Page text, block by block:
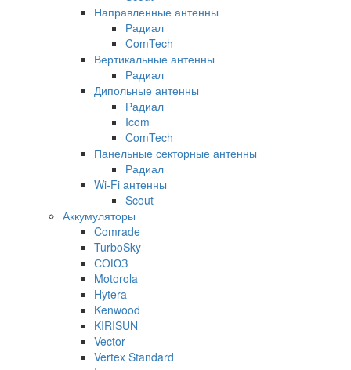
Направленные антенны
Радиал
ComTech
Вертикальные антенны
Радиал
Дипольные антенны
Радиал
Icom
ComTech
Панельные секторные антенны
Радиал
Wi-Fi антенны
Scout
Аккумуляторы
Comrade
TurboSky
СОЮЗ
Motorola
Hytera
Kenwood
KIRISUN
Vector
Vertex Standard